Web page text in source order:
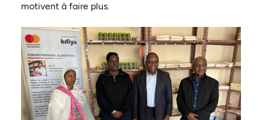
motivent à faire plus.